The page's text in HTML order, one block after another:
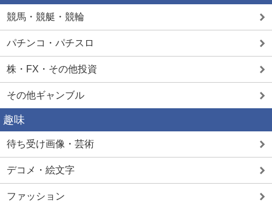
競馬・競艇・競輪
パチンコ・パチスロ
株・FX・その他投資
その他ギャンブル
趣味
待ち受け画像・芸術
デコメ・絵文字
ファッション